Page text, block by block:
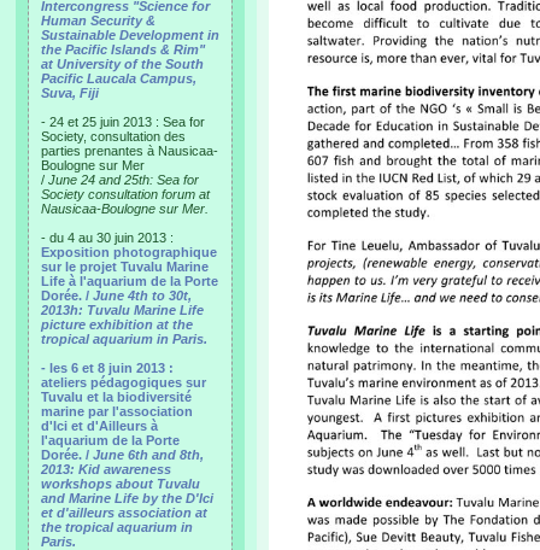
Intercongress "Science for
Human Security &
Sustainable Development in
the Pacific Islands & Rim"
at University of the South
Pacific Laucala Campus,
Suva, Fiji
- 24 et 25 juin 2013 : Sea for
Society, consultation des
parties prenantes à Nausicaa-
Boulogne sur Mer
/ June 24 and 25th: Sea for
Society consultation forum at
Nausicaa-Boulogne sur Mer.
- du 4 au 30 juin 2013 :
Exposition photographique
sur le projet Tuvalu Marine
Life à l'aquarium de la Porte
Dorée. / June 4th to 30t,
2013h: Tuvalu Marine Life
picture exhibition at the
tropical aquarium in Paris.
- les 6 et 8 juin 2013 :
ateliers pédagogiques sur
Tuvalu et la biodiversité
marine par l'association
d'Ici et d'Ailleurs à
l'aquarium de la Porte
Dorée. / June 6th and 8th,
2013: Kid awareness
workshops about Tuvalu
and Marine Life by the D'Ici
et d'ailleurs association at
the tropical aquarium in
Paris.